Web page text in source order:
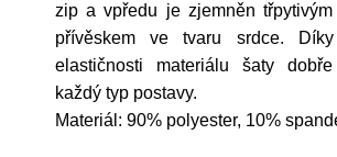
zip a vpředu je zjemněn třpytivým
přívěskem ve tvaru srdce.
elastičnosti materiálu šaty
každý typ postavy.
Materiál: 90% polyester, 10%